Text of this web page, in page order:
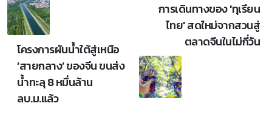
โครงการผันน้ำใต้สู่เหนือ
‘สายกลาง’ ของจีน ขนส่ง
น้ำทะลุ 8 หมื่นล้าน
ลบ.ม.แล้ว
การเดินทางของ 'ทุเรียน
ไทย' สดใหม่จากสวนสู่
ตลาดจีนในไม่กี่วัน